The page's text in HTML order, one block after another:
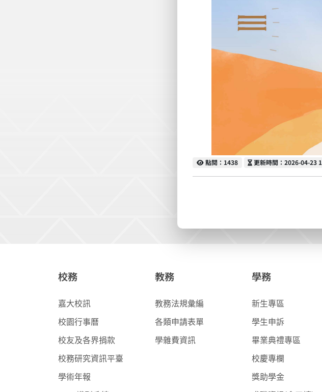
點閱
點閱：1438 更新時間
更新時間：2026-04-23
校務
嘉大校訊
校園行事曆
校友及各界捐款
校務研究資訊平臺
學術年報
教務
教務法規彙編
各類申請表單
學雜費資訊
學務
新生專區
學生申訴
畢業典禮專區
校慶專欄
獎助學金